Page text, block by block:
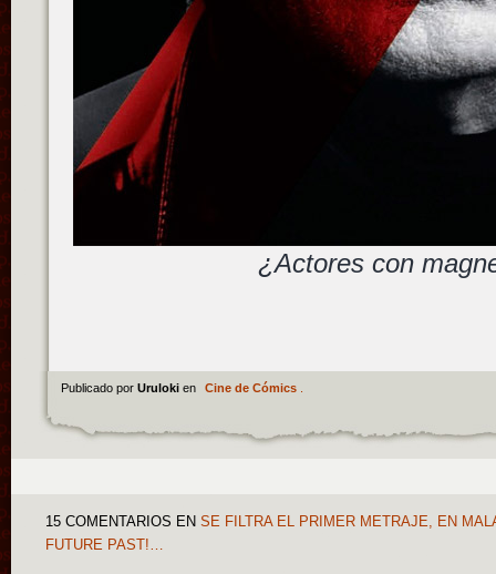
¿Actores con
Publicado por Uruloki en Cine de Cómics.
15 COMENTARIOS EN SE FILTRA EL PRIMER METRAJE, EN
FUTURE PAST!…